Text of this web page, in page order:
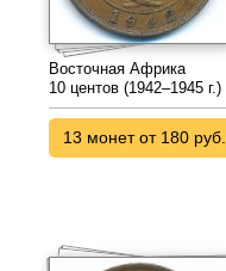
Восточная Африка
10 центов (1942–1945 г.)
13 монет от 180 руб.